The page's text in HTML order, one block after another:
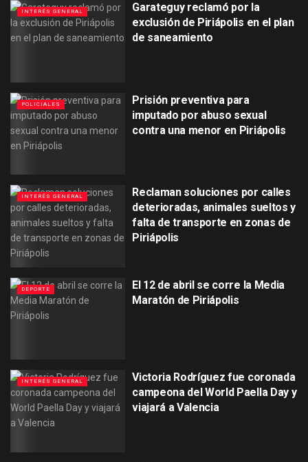
INTERÉS GENERAL
Garateguy reclamó por la
exclusión de Piriápolis en el plan
de saneamiento
POLICIALES
Prisión preventiva para
imputado por abuso sexual
contra una menor en Piriápolis
INTERÉS GENERAL
Reclaman soluciones por calles
deterioradas, animales sueltos y
falta de transporte en zonas de
Piriápolis
DEPORTE
El 12 de abril se corre la Media
Maratón de Piriápolis
INTERÉS GENERAL
Victoria Rodríguez fue coronada
campeona del World Paella Day y
viajará a Valencia